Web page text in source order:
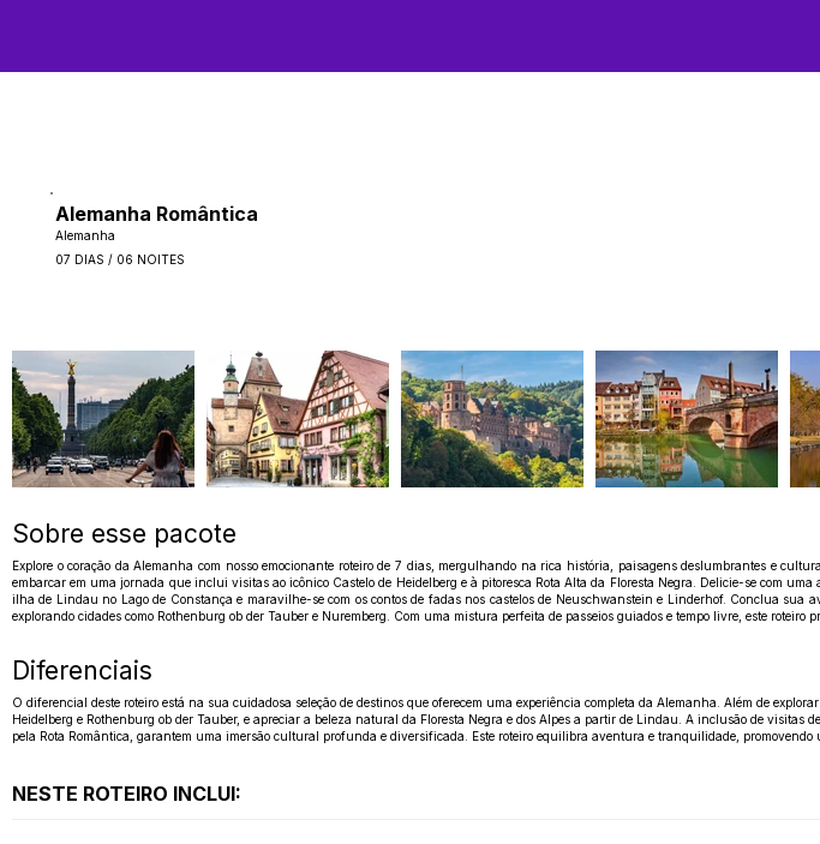
Alemanha Romântica
Alemanha
07 DIAS / 06 NOITES
Sobre esse pacote
Explore o coração da Alemanha com nosso emocionante roteiro de 7 dias, mergulhando na rica história, paisagens deslumbrantes e
embarcar em uma jornada que inclui visitas ao icônico Castelo de Heidelberg e à pitoresca Rota Alta da Floresta Negra. Delicie-se com
ilha de Lindau no Lago de Constança e maravilhe-se com os contos de fadas nos castelos de Neuschwanstein e Linderhof. Conclua
explorando cidades como Rothenburg ob der Tauber e Nuremberg. Com uma mistura perfeita de passeios guiados e tempo livre, este roteiro
Diferenciais
O diferencial deste roteiro está na sua cuidadosa seleção de destinos que oferecem uma experiência completa da Alemanha. Além de
Heidelberg e Rothenburg ob der Tauber, e apreciar a beleza natural da Floresta Negra e dos Alpes a partir de Lindau. A inclusão de
pela Rota Romântica, garantem uma imersão cultural profunda e diversificada. Este roteiro equilibra aventura e tranquilidade,
NESTE ROTEIRO INCLUI: